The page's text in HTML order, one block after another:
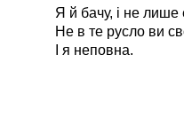
Я й бачу, і не лише
Не в те русло ви
І я неповна.